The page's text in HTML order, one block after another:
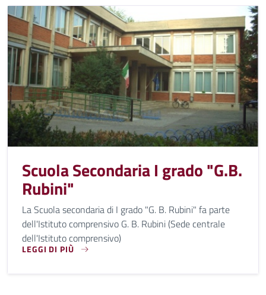
Scuola Secondaria I grado "G.B.
Rubini"
La Scuola secondaria di I grado "G. B. Rubini" fa parte
dell'Istituto comprensivo G. B. Rubini (Sede centrale
dell'Istituto comprensivo)
LEGGI DI PIÙ
LA SCUOLA SECONDARIA DI I GRADO "G. B. RUBINI" FA